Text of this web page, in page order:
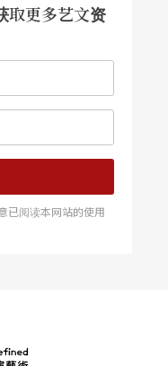
取更多艺文资
已阅读本网站的使用